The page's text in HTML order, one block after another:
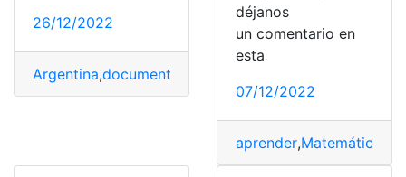
26/12/2022
Argentina,documentos
déjanos
un comentario en
esta
07/12/2022
aprender,Matemáticas